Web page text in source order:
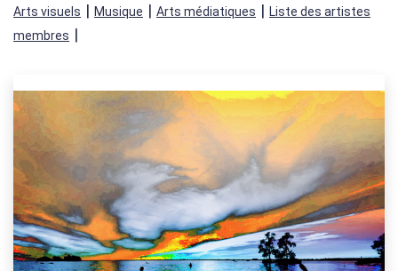
Arts visuels | Musique | Arts médiatiques | Liste des artistes
membres |